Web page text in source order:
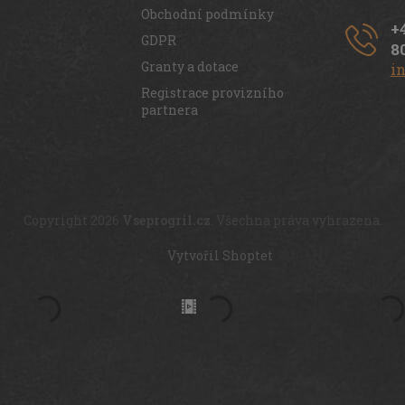
Obchodní podmínky
GDPR
Granty a dotace
Registrace provizního
partnera
Vytvořil Shoptet